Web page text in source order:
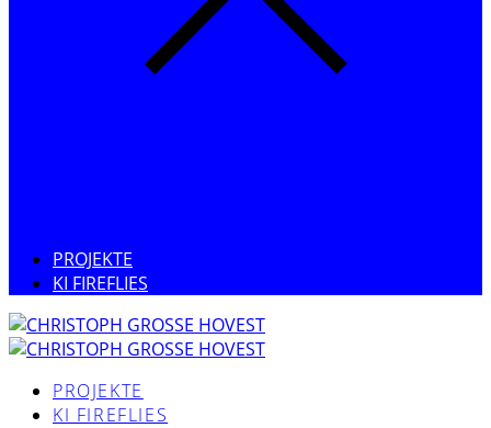
PROJEKTE
KI FIREFLIES
PROJEKTE
KI FIREFLIES